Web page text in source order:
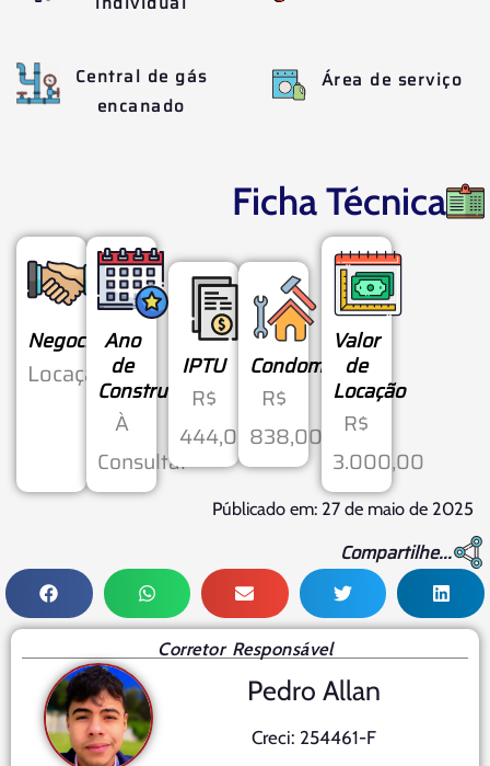
Central de gás
encanado
Área de serviço
Ficha Técnica
Negociação
Locação
Ano
de
Construção
À
Consultar
IPTU
R$
444,00
Condomínio
R$
838,00
Valor
de
Locação
R$
3.000,00
Públicado em: 27 de maio de 2025
Compartilhe...
Corretor Responsável
Pedro Allan
Creci: 254461-F